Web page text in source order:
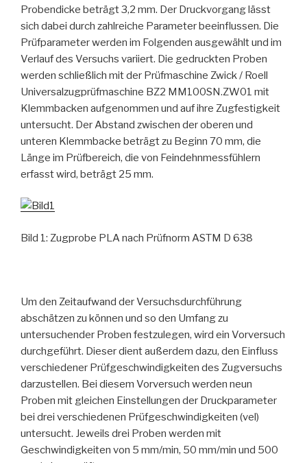
Probendicke beträgt 3,2 mm. Der Druckvorgang lässt
sich dabei durch zahlreiche Parameter beeinflussen. Die
Prüfparameter werden im Folgenden ausgewählt und im
Verlauf des Versuchs variiert. Die gedruckten Proben
werden schließlich mit der Prüfmaschine Zwick / Roell
Universalzugprüfmaschine BZ2 MM100SN.ZW01 mit
Klemmbacken aufgenommen und auf ihre Zugfestigkeit
untersucht. Der Abstand zwischen der oberen und
unteren Klemmbacke beträgt zu Beginn 70 mm, die
Länge im Prüfbereich, die von Feindehnmessfühlern
erfasst wird, beträgt 25 mm.
Bild 1: Zugprobe PLA nach Prüfnorm ASTM D 638
Um den Zeitaufwand der Versuchsdurchführung
abschätzen zu können und so den Umfang zu
untersuchender Proben festzulegen, wird ein Vorversuch
durchgeführt. Dieser dient außerdem dazu, den Einfluss
verschiedener Prüfgeschwindigkeiten des Zugversuchs
darzustellen. Bei diesem Vorversuch werden neun
Proben mit gleichen Einstellungen der Druckparameter
bei drei verschiedenen Prüfgeschwindigkeiten (vel)
untersucht. Jeweils drei Proben werden mit
Geschwindigkeiten von 5 mm/min, 50 mm/min und 500